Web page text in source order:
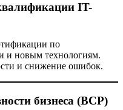
IT-
по
и новым технологиям.
и снижение ошибок.
бизнеса (BCP)